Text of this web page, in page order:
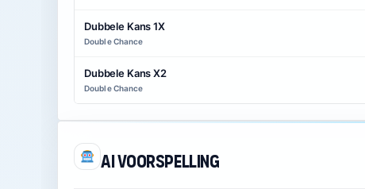
Dubbele Kans 1X
Double Chance
Dubbele Kans X2
Double Chance
AI voorspelling